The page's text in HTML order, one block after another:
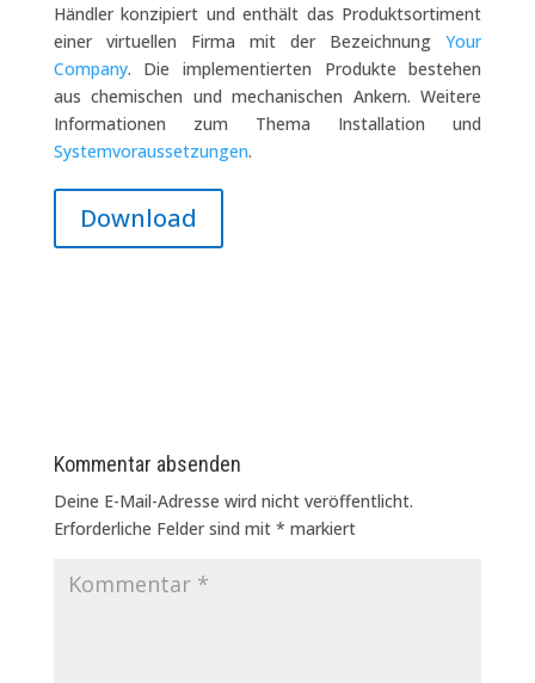
Händler konzipiert und enthält das Produktsortiment
einer virtuellen Firma mit der BezeichnungYour
Company. Die implementierten Produkte bestehen
aus chemischen und mechanischen Ankern. Weitere
Informationen zum Thema Installation und
Systemvoraussetzungen.
Download
Kommentar absenden
Deine E-Mail-Adresse wird nicht veröffentlicht.
Erforderliche Felder sind mit * markiert